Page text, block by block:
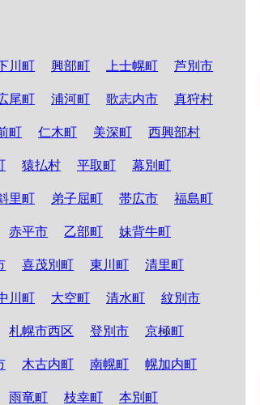
川町 興部町 上士幌町 芦別市
尾町 浦河町 歌志内市 真狩村
町 仁木町 美深町 西興部村
猿払村 平取町 幕別町
里町 弟子屈町 帯広市 福島町
赤平市 乙部町 妹背牛町
喜茂別町 東川町 清里町
川町 大空町 清水町 紋別市
札幌市西区 登別市 京極町
木古内町 南幌町 幌加内町
雨竜町 枝幸町 本別町